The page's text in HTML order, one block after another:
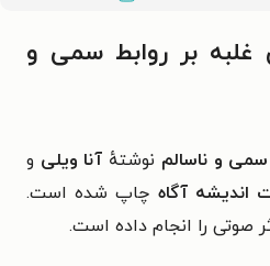
بر روابط سمی و
سمی و ناسالم نوشتهٔ آنا ویلی و
اندیشه آگاه چاپ شده است.
صوتی را انجام داده است.